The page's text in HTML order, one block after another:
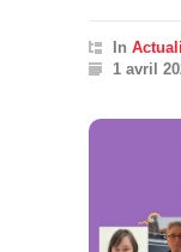
In
1 avril